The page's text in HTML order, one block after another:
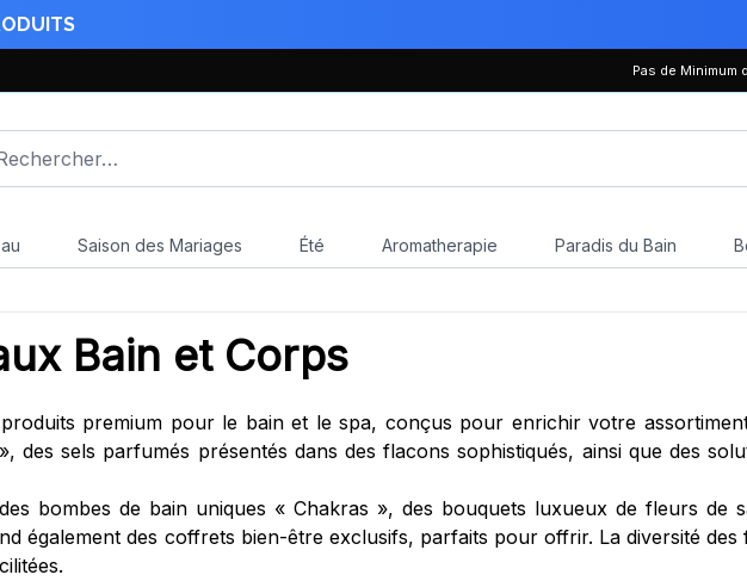
Pas de Minimum
Saison des Mariages Été Aromatherapie Paradis du Bain
Bain et Corps
premium pour le bain et le spa, conçus pour enrichir votre
des sels parfumés présentés dans des flacons sophistiqués, ainsi que des
bombes de bain uniques « Chakras », des bouquets luxueux de fleurs de
également des coffrets bien-être exclusifs, parfaits pour offrir. La diversité